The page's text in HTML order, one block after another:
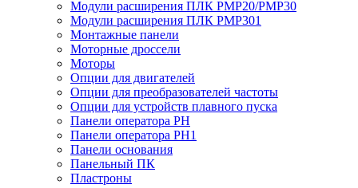
Модули расширения ПЛК PMP20/PMP30
Модули расширения ПЛК PMP301
Монтажные панели
Моторные дроссели
Моторы
Опции для двигателей
Опции для преобразователей частоты
Опции для устройств плавного пуска
Панели оператора PH
Панели оператора PH1
Панели основания
Панельный ПК
Пластроны